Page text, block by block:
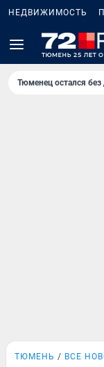
НЕДВИЖИМОСТЬ
Тюменец остался
ТЮМЕНЬ ВСЕ